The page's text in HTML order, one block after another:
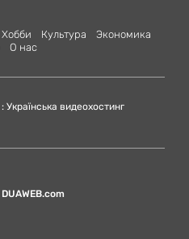
Хобби Культура
Экономика
О нас
: Українська видеохостинг
DUAWEB.com